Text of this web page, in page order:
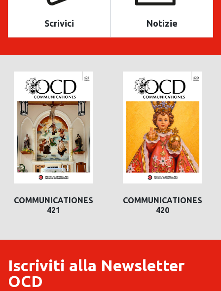
Scrivici Notizie
COMMUNICATIONES
421
COMMUNICATIONES
420
Iscriviti alla Newsletter
OCD